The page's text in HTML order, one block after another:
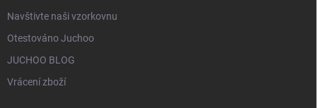
Navštivte naši vzorkovnu
Otestováno Juchoo
JUCHOO BLOG
Vrácení zboží